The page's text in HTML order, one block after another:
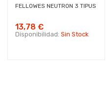
FELLOWES NEUTRON 3 TIPUS
13,78 €
Disponibilidad: Sin Stock